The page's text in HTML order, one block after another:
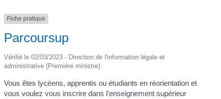
Fiche pratique
Parcoursup
Vérifié le 02/03/2023 - Direction de l'information légale et
administrative (Première ministre)
Vous êtes lycéens, apprentis ou étudiants en réorientation et
vous voulez vous inscrire dans l'enseignement supérieur